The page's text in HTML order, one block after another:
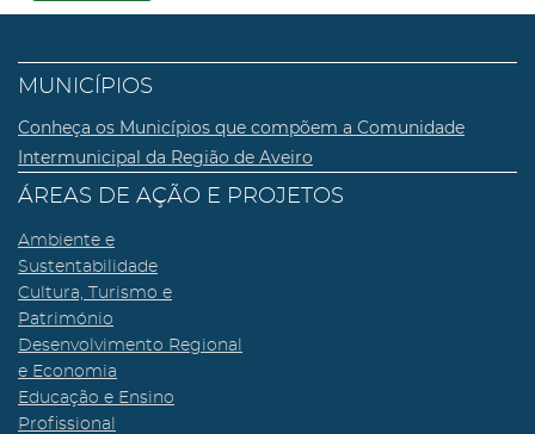
MUNICÍPIOS
Conheça os Municípios que compõem a Comunidade
Intermunicipal da Região de Aveiro
ÁREAS DE AÇÃO E PROJETOS
Ambiente e
Sustentabilidade
Cultura, Turismo e
Património
Desenvolvimento Regional
e Economia
Educação e Ensino
Profissional